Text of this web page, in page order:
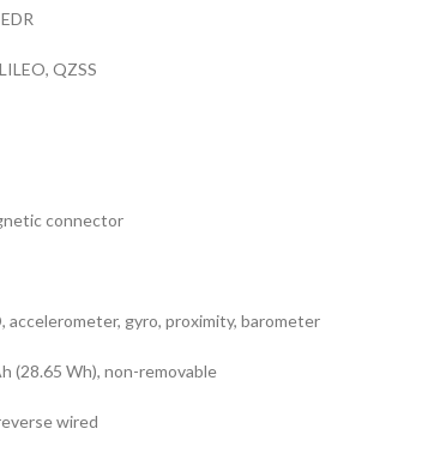
QZSS
connector
accelerometer, gyro, proximity, barometer
(28.65 Wh), non-removable
wired